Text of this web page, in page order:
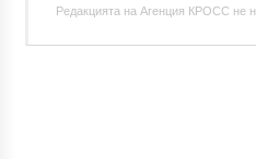
Редакцията на Агенция КРОСС не